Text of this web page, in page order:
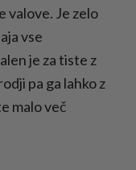
valove. Je zelo
vse
je za tiste z
pa ga lahko z
malo več